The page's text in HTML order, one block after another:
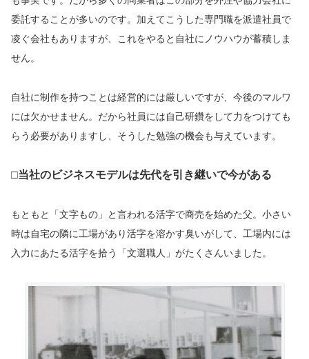
委託することが多いのです。加えてこうした専門職を派遣社員で
凌ぐ会社もありますが、これをやると自社にノウハウが蓄積しま
せん。
自社に制作を持つことは経営的には厳しいですが、今後のマルワ
には欠かせません。だから社員には自己研鑽をして力をつけても
らう必要がありますし、そうした勉強の機会も与えています。
□当社のビジネスモデルは先代を引き継いで今がある
もともと「文字もの」と言われる活字で商売を始めた父。小さい
時は自宅の隣に工場があり活字を溶かす臭いがして、工場内には
入力にあたる活字を拾う「文選職人」がたくさんいました。